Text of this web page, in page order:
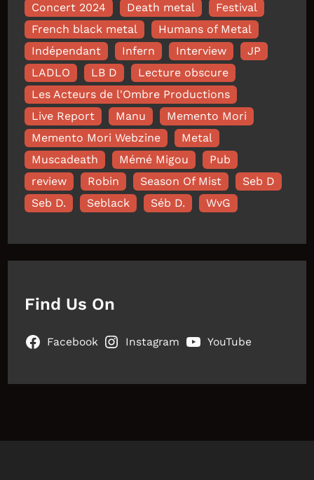
Concert 2024
Death metal
Festival
French black metal
Humans of Metal
Indépendant
Infern Interview
JP
LADLO
LB D
Lecture obscure
Les Acteurs de l'Ombre Productions
Live Report
Manu
Memento Mori
Memento Mori Webzine
Metal
Muscadeath
Mémé Migou
Pub
review
Robin Season Of Mist
Seb D
Seb D.
Seblack Séb D. WvG
Find Us On
Facebook Instagram YouTube